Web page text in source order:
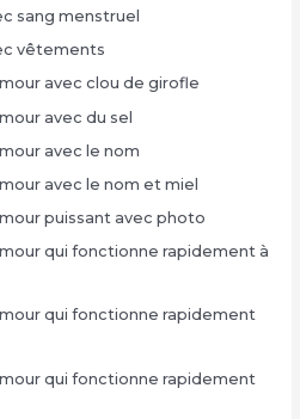
sang menstruel
vêtements
avec clou de girofle
avec du sel
avec le nom
avec le nom et miel
puissant avec photo
qui fonctionne rapidement à
qui fonctionne rapidement
qui fonctionne rapidement